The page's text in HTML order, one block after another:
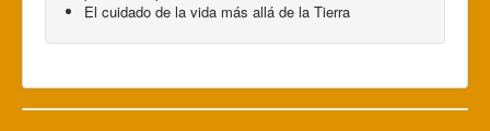
El cuidado de la vida más allá de la Tierra